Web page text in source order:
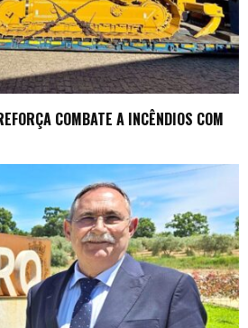
COMBATE A INCÊNDIOS COM